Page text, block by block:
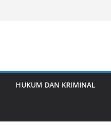
HUKUM DAN KRIMINAL